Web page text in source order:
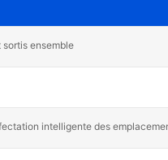
ensemble
intelligente des